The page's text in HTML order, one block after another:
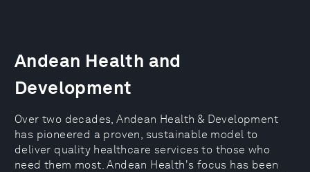
Andean Health and
Development
Over two decades, Andean Health & Development
has pioneered a proven, sustainable model to
deliver quality healthcare services to those who
need them most. Andean Health's focus has been